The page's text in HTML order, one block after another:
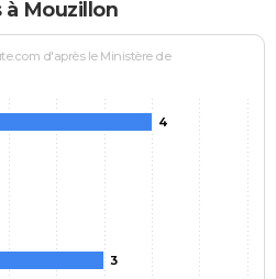
Mouzillon
d'après le Ministère de
4
3